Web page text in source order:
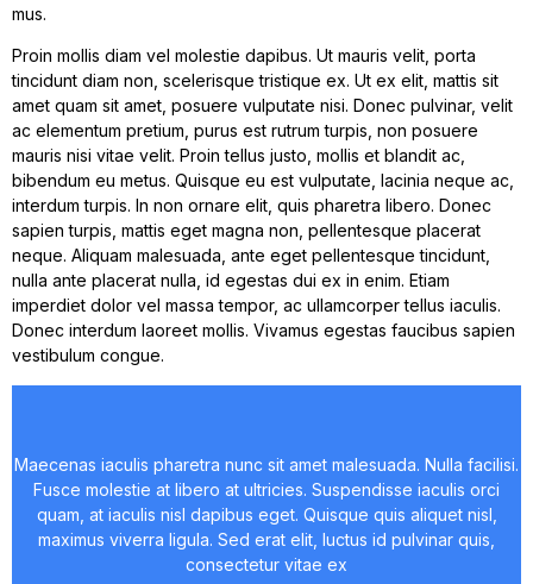
mus.
Proin mollis diam vel molestie dapibus. Ut mauris velit, porta
tincidunt diam non, scelerisque tristique ex. Ut ex elit, mattis sit
amet quam sit amet, posuere vulputate nisi. Donec pulvinar, velit
ac elementum pretium, purus est rutrum turpis, non posuere
mauris nisi vitae velit. Proin tellus justo, mollis et blandit ac,
bibendum eu metus. Quisque eu est vulputate, lacinia neque ac,
interdum turpis. In non ornare elit, quis pharetra libero. Donec
sapien turpis, mattis eget magna non, pellentesque placerat
neque. Aliquam malesuada, ante eget pellentesque tincidunt,
nulla ante placerat nulla, id egestas dui ex in enim. Etiam
imperdiet dolor vel massa tempor, ac ullamcorper tellus iaculis.
Donec interdum laoreet mollis. Vivamus egestas faucibus sapien
vestibulum congue.
Maecenas iaculis pharetra nunc sit amet malesuada. Nulla facilisi.
Fusce molestie at libero at ultricies. Suspendisse iaculis orci
quam, at iaculis nisl dapibus eget. Quisque quis aliquet nisl,
maximus viverra ligula. Sed erat elit, luctus id pulvinar quis,
consectetur vitae ex